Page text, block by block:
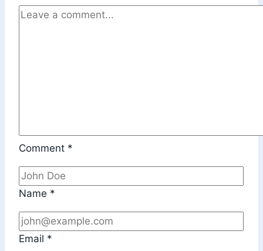
Comment *
Name *
Email *